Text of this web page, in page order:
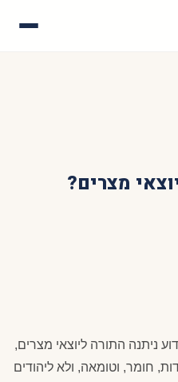
מצרים?
ניתנה התורה ליוצאי מצרים,
חומר, וטומאה, ולא ליהודים